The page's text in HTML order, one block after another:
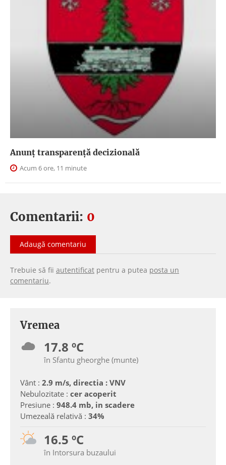
Anunţ transparenţă decizională
Acum 6 ore, 11 minute
Comentarii: 0
Adaugă comentariu
Trebuie să fii autentificat pentru a putea posta un
comentariu.
Vremea
17.8 ºC
în Sfantu gheorghe (munte)
Vânt : 2.9 m/s, directia : VNV
Nebulozitate : cer acoperit
Presiune : 948.4 mb, in scadere
Umezeală relativă : 34%
16.5 ºC
în Intorsura buzaului